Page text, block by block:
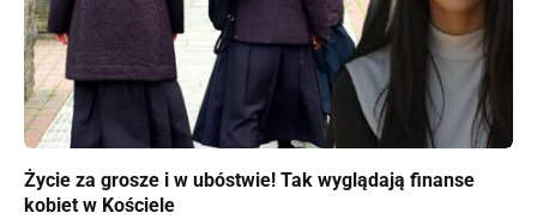
Życie za grosze i w ubóstwie! Tak wyglądają finanse
kobiet w Kościele